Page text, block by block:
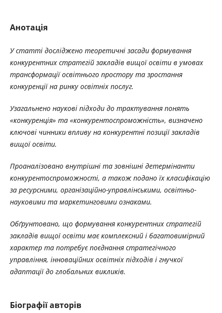
Анотація
У статті досліджено теоретичні засади формування
конкурентних стратегій закладів вищої освіти в умовах
трансформації освітнього простору та зростання
конкуренції на ринку освітніх послуг.
Узагальнено наукові підходи до трактування понять
«конкуренція» та «конкурентоспроможність», визначено
ключові чинники впливу на конкурентні позиції закладів
вищої освіти.
Проаналізовано внутрішні та зовнішні детермінанти
конкурентоспроможності, а також подано їх класифікацію
за ресурсними, організаційно-управлінськими, освітньо-
науковими та маркетинговими ознаками.
Обґрунтовано, що формування конкурентних стратегій
закладів вищої освіти має комплексний і багатовимірний
характер та потребує поєднання стратегічного
управління, інноваційних освітніх підходів і гнучкої
адаптації до глобальних викликів.
Біографії авторів